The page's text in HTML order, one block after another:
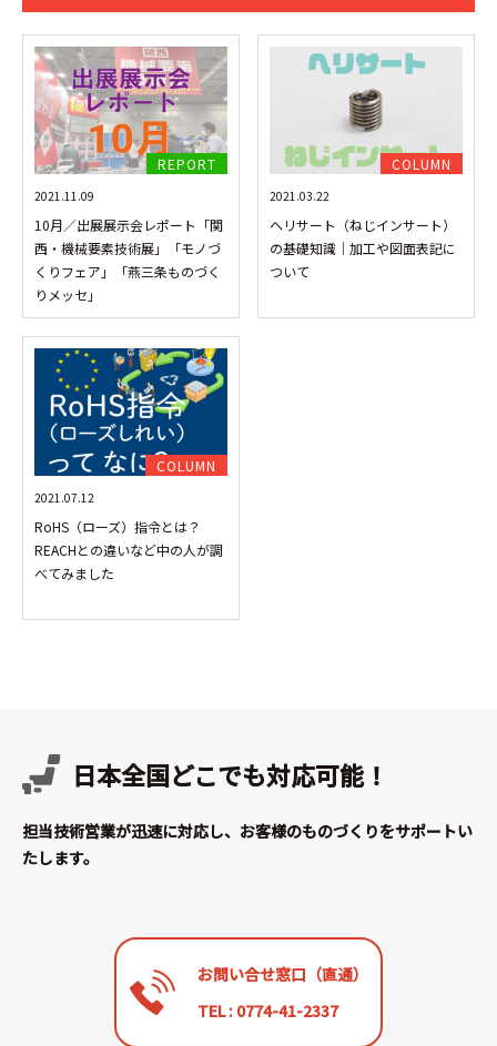
REPORT
2021.11.09
10月／出展展示会レポート「関
西・機械要素技術展」「モノづ
くりフェア」「燕三条ものづく
りメッセ」
COLUMN
2021.03.22
ヘリサート（ねじインサート）
の基礎知識│加工や図面表記に
ついて
COLUMN
2021.07.12
RoHS（ローズ）指令とは？
REACHとの違いなど中の人が調
べてみました
日本全国どこでも対応可能！
担当技術営業が迅速に対応し、お客様のものづくりをサポートい
たします。
お問い合せ窓口（直通）
TEL : 0774-41-2337